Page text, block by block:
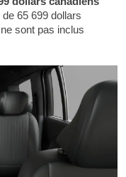
65 699 dollars
sont pas inclus